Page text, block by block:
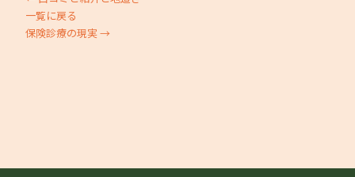
一覧に戻る
保険診療の現実 →